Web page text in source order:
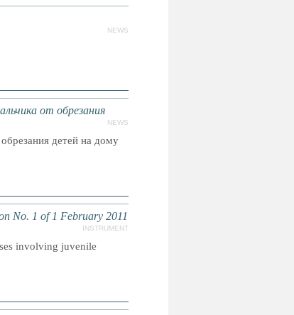
NEWS
от обрезания
NEWS
детей на дому
No. 1 of 1 February 2011
INSTRUMENT
involving juvenile